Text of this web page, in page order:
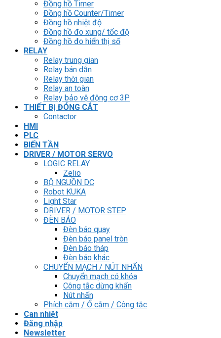
Đồng hồ Timer
Đồng hồ Counter/Timer
Đồng hồ nhiệt độ
Đồng hồ đo xung/ tốc độ
Đồng hồ đo hiển thị số
RELAY
Relay trung gian
Relay bán dẫn
Relay thời gian
Relay an toàn
Relay bảo vệ động cơ 3P
THIẾT BỊ ĐÓNG CẮT
Contactor
HMI
PLC
BIẾN TẦN
DRIVER / MOTOR SERVO
LOGIC RELAY
Zelio
BỘ NGUỒN DC
Robot KUKA
Light Star
DRIVER / MOTOR STEP
ĐÈN BÁO
Đèn báo quay
Đèn báo panel tròn
Đèn báo tháp
Đèn báo khác
CHUYỂN MẠCH / NÚT NHẤN
Chuyển mạch có khóa
Công tắc dừng khẩn
Nút nhấn
Phích cắm / Ổ cắm / Công tắc
Can nhiệt
Đăng nhập
Newsletter